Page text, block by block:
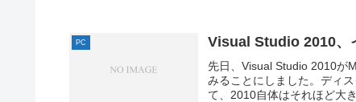
PC Visual Studio 2010、
先日、Visual Studio 2010が
みることにしました。ディ
て、2010自体はそれほど大